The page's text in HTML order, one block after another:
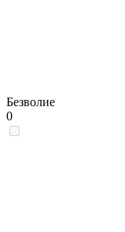
Безволие
0